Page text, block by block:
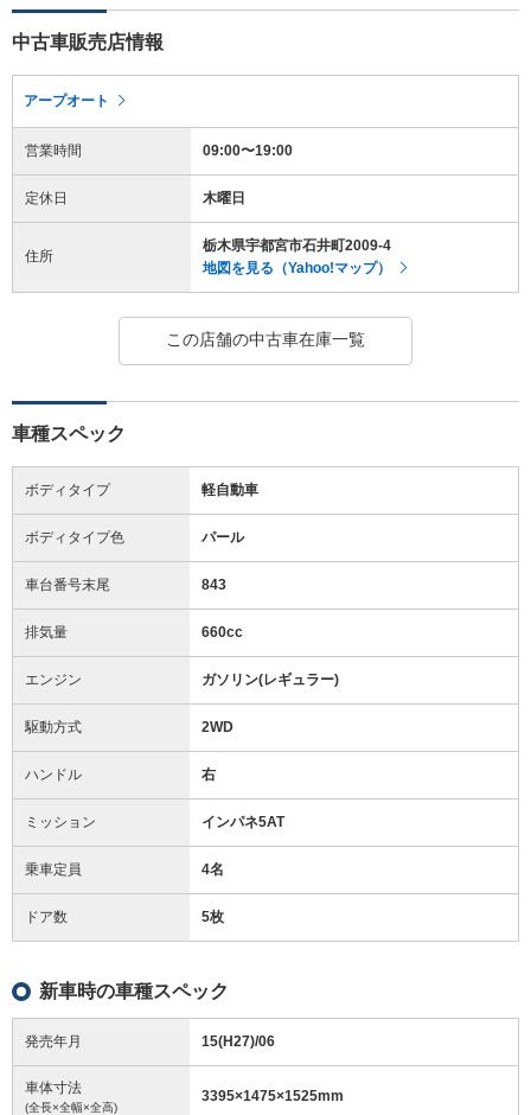
中古車販売店情報
アープオート
営業時間 09:00〜19:00
定休日 木曜日
住所
栃木県宇都宮市石井町2009-4
地図を見る（Yahoo!マップ）
この店舗の中古車在庫一覧
車種スペック
ボディタイプ 軽自動車
ボディタイプ色 パール
車台番号末尾 843
排気量 660cc
エンジン ガソリン(レギュラー)
駆動方式 2WD
ハンドル 右
ミッション インパネ5AT
乗車定員 4名
ドア数 5枚
新車時の車種スペック
発売年月 15(H27)/06
車体寸法
(全長×全幅×全高)
3395×1475×1525mm